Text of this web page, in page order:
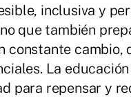
inclusiva y
que también
constante cambio,
La
para repensar y